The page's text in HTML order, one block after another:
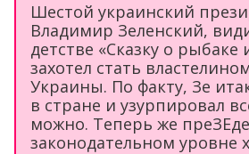
Шестой украинский
Владимир Зеленский,
детстве «Сказку о рыбаке
захотел стать
Украины. По факту, Зе
в стране и узурпировал
можно. Теперь же
законодательном уровне